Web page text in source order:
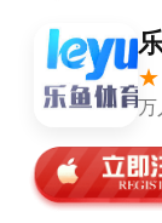
“HP！”，本-西
本-西蒙斯之前
得到13.1分7.4